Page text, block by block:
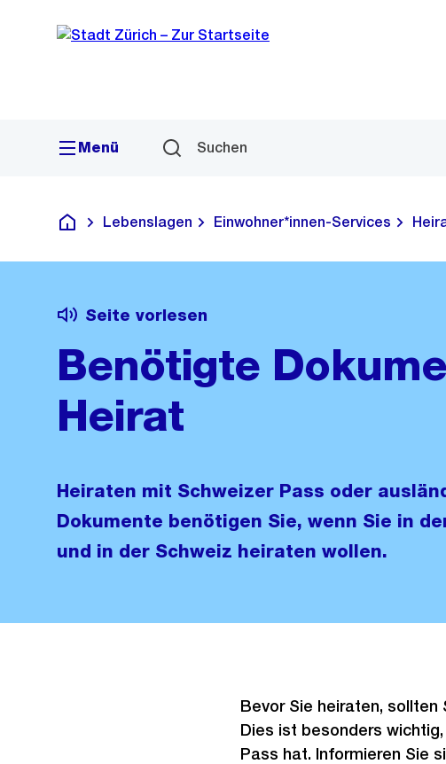
Navigation
Sprunglink
Menü Suchen
Deutsch
Lebenslagen Einwohner*innen-Services
Seite vorlesen
Benötigte
Heirat
Heiraten mit Schweizer Pass oder
Dokumente benötigen Sie, wenn Sie in
und in der Schweiz heiraten wollen.
Bevor Sie heiraten, sollten
Dies ist besonders
Pass hat. Informieren Sie